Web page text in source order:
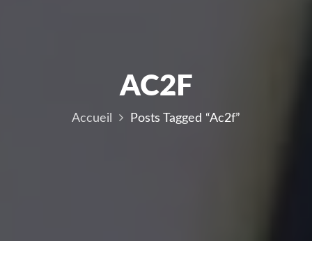
AC2F
Accueil Posts Tagged “ac2f”